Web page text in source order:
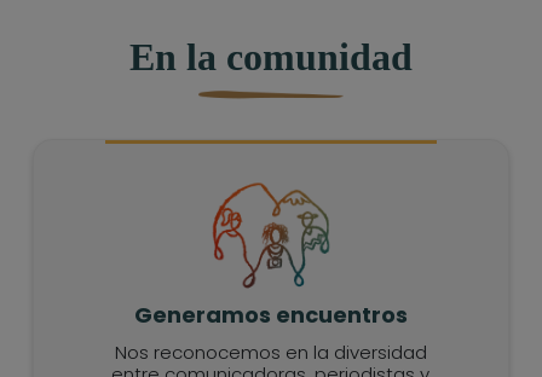
En la comunidad
Generamos encuentros
Nos reconocemos en la diversidad